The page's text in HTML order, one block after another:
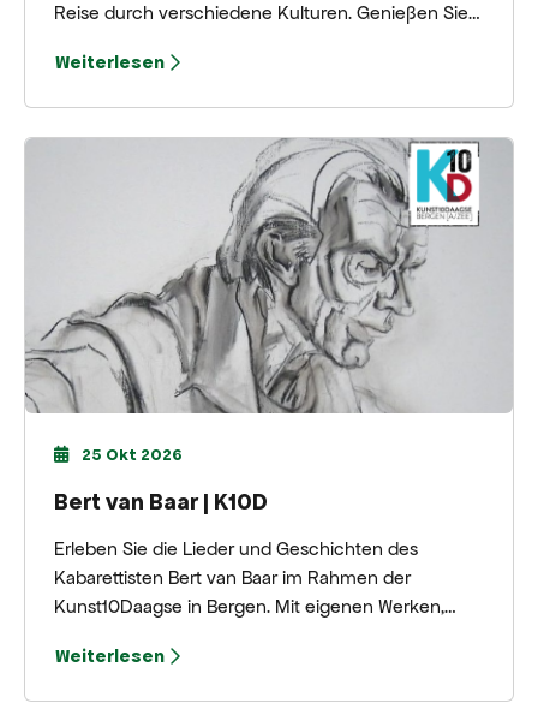
Reise durch verschiedene Kulturen. Genießen Sie
und warme Klänge auf dem Plein in Bergen.
Weiterlesen
25 Okt 2026
Bert van Baar | K10D
Erleben Sie die Lieder und Geschichten des
Kabarettisten Bert van Baar im Rahmen der
Kunst10Daagse in Bergen. Mit eigenen Werken,
musikalischer Begleitung bietet er eine
Weiterlesen